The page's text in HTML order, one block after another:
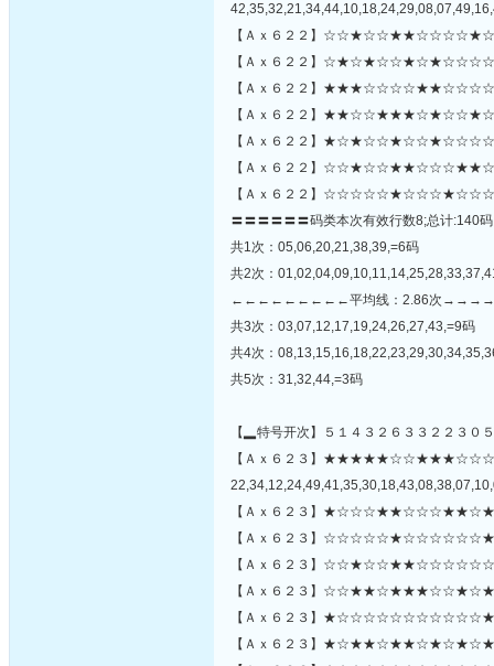
【Ａｘ６２２】
【Ａｘ６２２】
【Ａｘ６２２】
【Ａｘ６２２】
【Ａｘ６２２】
【Ａｘ６２２】
【Ａｘ６２２】
〓〓〓〓〓〓码类本次有效行数8;总计:140
共1次：05,06,20,21,38,39,=6码
共2次：
←←←←←←←←←平均线：2.86次
共3次：03,07,12,17,19,24,26,27,43,=9码
共4次：
共5次：31,32,44,=3码
【▂特号开次】５１４３２６３３２２３０
【Ａｘ６２３】
【Ａｘ６２３】
【Ａｘ６２３】
【Ａｘ６２３】
【Ａｘ６２３】
【Ａｘ６２３】
【Ａｘ６２３】